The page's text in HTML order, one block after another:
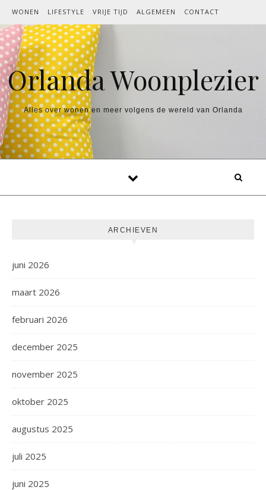
Spring naar inhoud
WONEN LIFESTYLE VRIJE TIJD ALGEMEEN CONTACT
Orlanda Woonplezier
Alles over wonen en meer volgens de wereld van Orlanda
ARCHIEVEN
juni 2026
maart 2026
februari 2026
december 2025
november 2025
oktober 2025
augustus 2025
juli 2025
juni 2025